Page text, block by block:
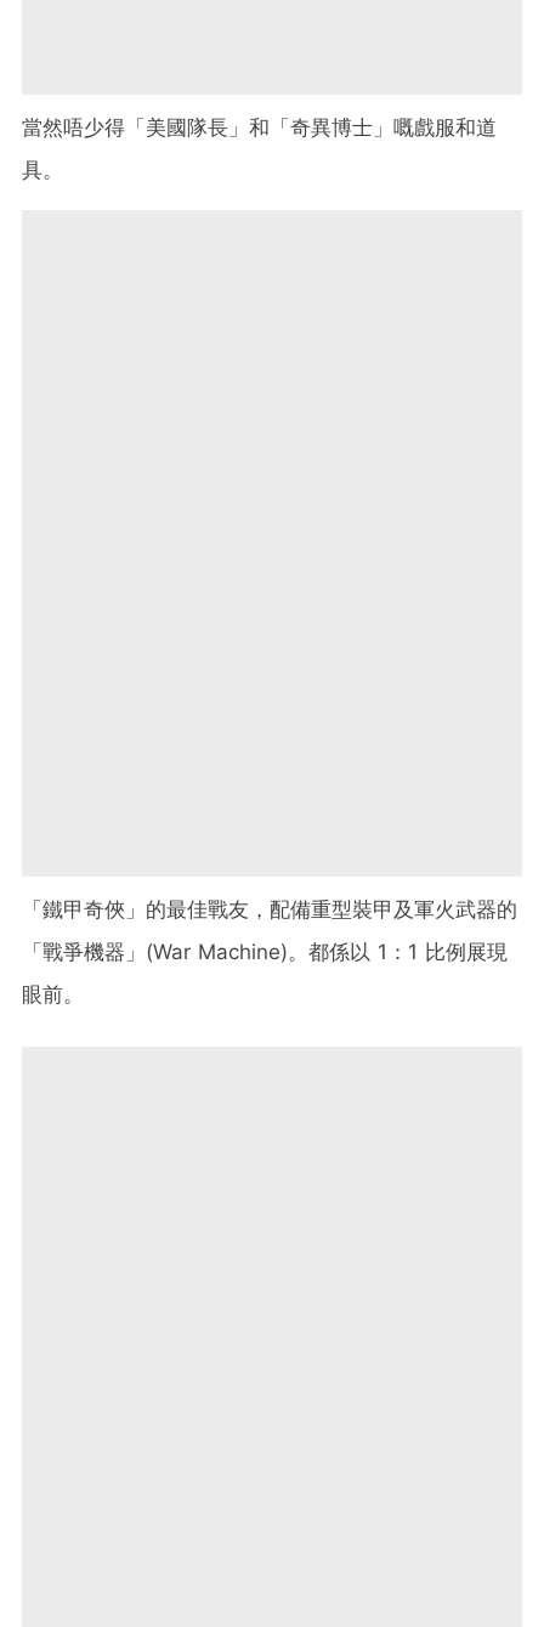
當然唔少得「美國隊長」和「奇異博士」嘅戲服和道
具。
「鐵甲奇俠」的最佳戰友，配備重型裝甲及軍火武器的
「戰爭機器」(War Machine)。都係以 1：1 比例展現
眼前。